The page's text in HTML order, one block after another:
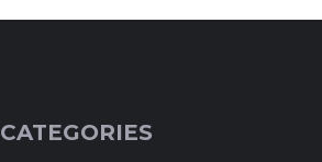
CATEGORIES